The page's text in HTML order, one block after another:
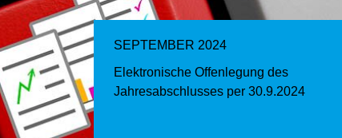
SEPTEMBER 2024
Elektronische Offenlegung des
Jahresabschlusses per 30.9.2024